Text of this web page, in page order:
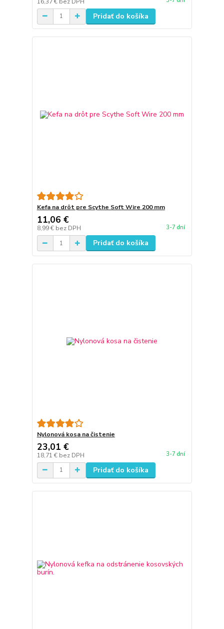
Pridať do košíka
Kefa na drôt pre Scythe Soft Wire 200 mm
11,06 €
8,99 € bez DPH 3-7 dní
Pridať do košíka
Nylonová kosa na čistenie
23,01 €
18,71 € bez DPH 3-7 dní
Pridať do košíka